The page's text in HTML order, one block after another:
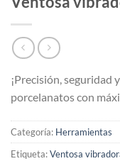
¡Precisión, seguridad
porcelanatos con
Categoría: Herramientas
Etiqueta:Ventosa